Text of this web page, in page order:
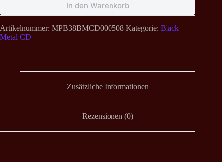
In den Warenkorb
Artikelnummer: MPB38BMCD000508 Kategorie: Black
Metal CD
Zusätzliche Informationen
Rezensionen (0)